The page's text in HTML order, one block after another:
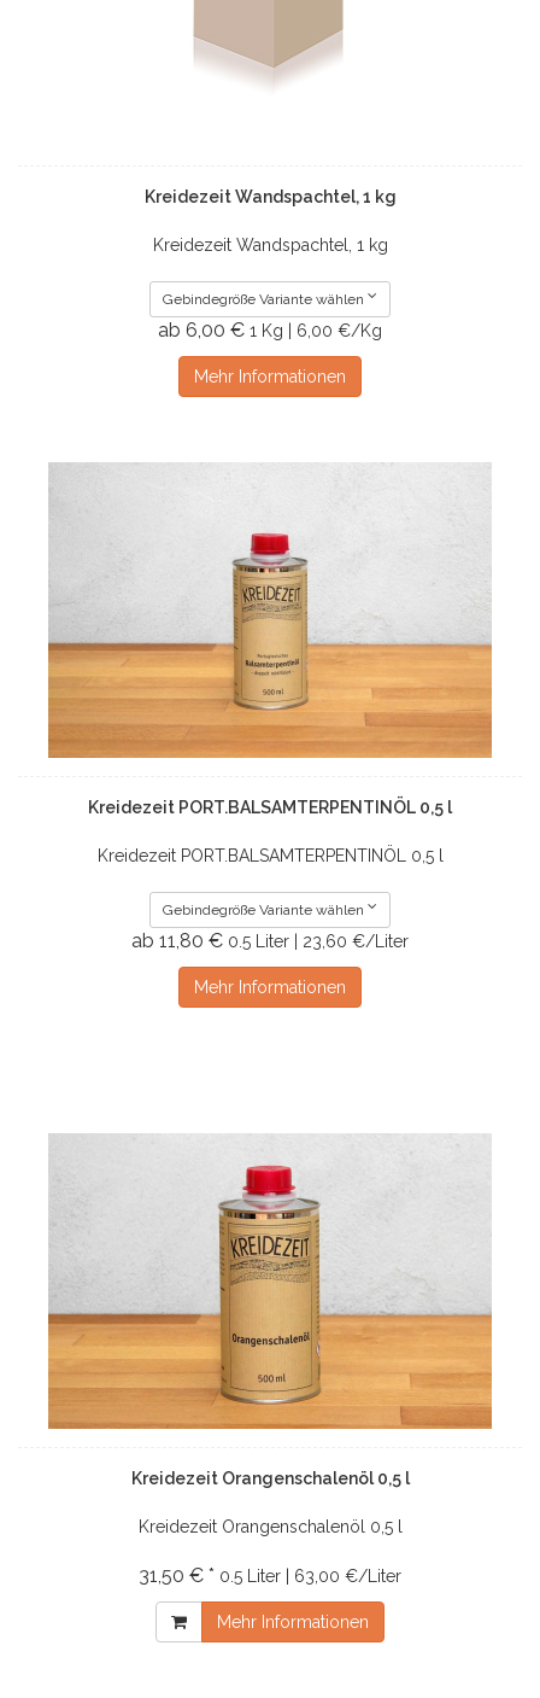
Kreidezeit Wandspachtel, 1 kg
Kreidezeit Wandspachtel, 1 kg
Gebindegröße Variante wählen
ab 6,00 € 1 Kg | 6,00 €/Kg
Mehr Informationen
Kreidezeit PORT.BALSAMTERPENTINÖL 0,5 l
Kreidezeit PORT.BALSAMTERPENTINÖL 0,5 l
Gebindegröße Variante wählen
ab 11,80 € 0.5 Liter | 23,60 €/Liter
Mehr Informationen
Kreidezeit Orangenschalenöl 0,5 l
Kreidezeit Orangenschalenöl 0,5 l
31,50 € * 0.5 Liter | 63,00 €/Liter
Mehr Informationen